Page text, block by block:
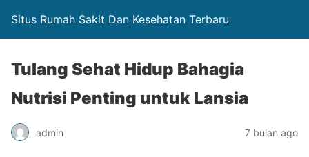
Situs Rumah Sakit Dan Kesehatan Terbaru
Tulang Sehat Hidup Bahagia
Nutrisi Penting untuk Lansia
admin 7 bulan ago